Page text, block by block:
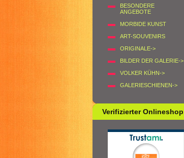
BESONDERE
ANGEBOTE
MORBIDE KUNST
ART-SOUVENIRS
ORIGINALE->
BILDER DER GALERIE->
VOLKER KÜHN->
GALERIESCHIENEN->
Verifizierter Onlineshop